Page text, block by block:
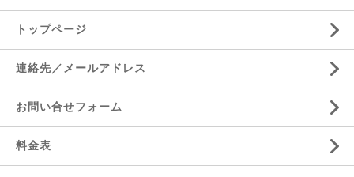
トップページ
連絡先／メールアドレス
お問い合せフォーム
料金表